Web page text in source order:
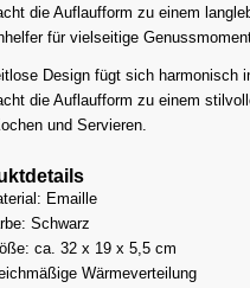
die Auflaufform zu einem
für vielseitige
Design fügt sich harmonisch
die Auflaufform zu einem
und Servieren.
Emaille
Schwarz
ca. 32 x 19 x 5,5 cm
Wärmeverteilung